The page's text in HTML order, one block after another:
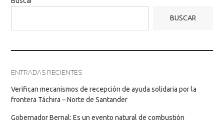
BUSCAR
ENTRADAS RECIENTES
Verifican mecanismos de recepción de ayuda solidaria por la
frontera Táchira – Norte de Santander
Gobernador Bernal: Es un evento natural de combustión